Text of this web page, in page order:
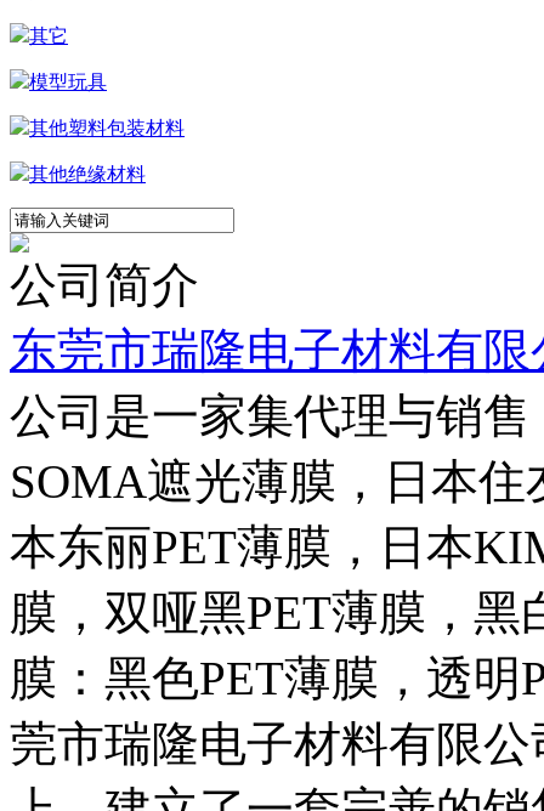
其他数码产品及配件
其它
模型玩具
其他塑料包装材料
其他绝缘材料
公司简介
东莞市瑞隆电子材料有限
公司是一家集代理与销
SOMA遮光薄膜，日本
本东丽PET薄膜，日本
膜，双哑黑PET薄膜，黑
膜：黑色PET薄膜，透明
莞市瑞隆电子材料有限